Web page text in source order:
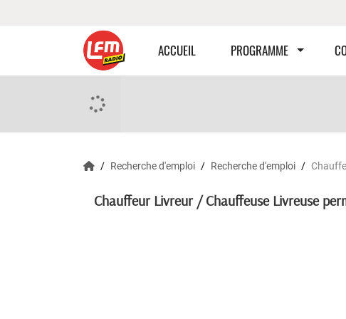
ACCUEIL PROGRAMME
Recherche d'emploi Recherche d'emploi
Chauffeur Livreur / Chauffeuse Livreuse